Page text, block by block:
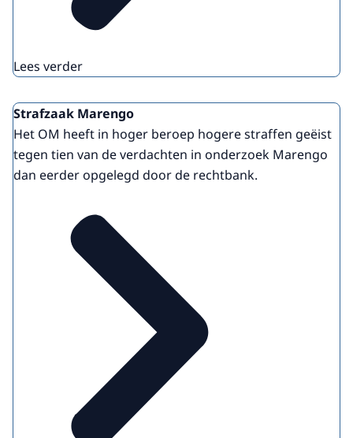
Lees verder
Strafzaak Marengo
Het OM heeft in hoger beroep hogere straffen geëist
tegen tien van de verdachten in onderzoek Marengo
dan eerder opgelegd door de rechtbank.